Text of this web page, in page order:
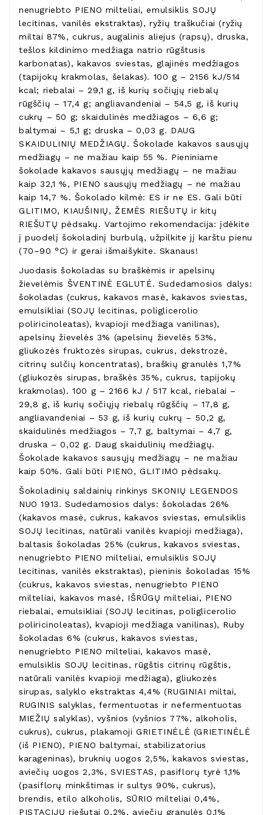
nenugriebto PIENO milteliai, emulsiklis SOJŲ
lecitinas, vanilės ekstraktas), ryžių traškučiai (ryžių
miltai 87%, cukrus, augalinis aliejus (rapsų), druska,
tešlos kildinimo medžiaga natrio rūgštusis
karbonatas), kakavos sviestas, glajinės medžiagos
(tapijokų krakmolas, šelakas). 100 g – 2156 kJ/514
kcal; riebalai – 29,1 g, iš kurių sočiųjų riebalų
rūgščių – 17,4 g; angliavandeniai – 54,5 g, iš kurių
cukrų – 50 g; skaidulinės medžiagos – 6,6 g;
baltymai – 5,1 g; druska – 0,03 g. DAUG
SKAIDULINIŲ MEDŽIAGŲ. Šokolade kakavos sausųjų
medžiagų – ne mažiau kaip 55 %. Pieniniame
šokolade kakavos sausųjų medžiagų – ne mažiau
kaip 32,1 %, PIENO sausųjų medžiagų – ne mažiau
kaip 14,7 %. Šokolado kilmė: ES ir ne ES. Gali būti
GLITIMO, KIAUŠINIŲ, ŽEMĖS RIEŠUTŲ ir kitų
RIEŠUTŲ pėdsakų. Vartojimo rekomendacija: įdėkite
į puodelį šokoladinį burbulą, užpilkite jį karštu pienu
(70–90 °C) ir gerai išmaišykite. Skanaus!
Juodasis šokoladas su braškėmis ir apelsinų
žievelėmis ŠVENTINĖ EGLUTĖ. Sudedamosios dalys:
šokoladas (cukrus, kakavos masė, kakavos sviestas,
emulsikliai (SOJŲ lecitinas, poliglicerolio
poliricinoleatas), kvapioji medžiaga vanilinas),
apelsinų žievelės 3% (apelsinų žievelės 53%,
gliukozės fruktozės sirupas, cukrus, dekstrozė,
citrinų sulčių koncentratas), braškių granulės 1,7%
(gliukozės sirupas, braškės 35%, cukrus, tapijokų
krakmolas). 100 g – 2166 kJ / 517 kcal, riebalai –
29,8 g, iš kurių sočiųjų riebalų rūgščių – 17,8 g,
angliavandeniai – 53 g, iš kurių cukrų – 50,2 g,
skaidulinės medžiagos – 7,7 g, baltymai – 4,7 g,
druska – 0,02 g. Daug skaidulinių medžiagų.
Šokolade kakavos sausųjų medžiagų – ne mažiau
kaip 50%. Gali būti PIENO, GLITIMO pėdsakų.
Šokoladinių saldainių rinkinys SKONIŲ LEGENDOS
NUO 1913. Sudedamosios dalys: šokoladas 26%
(kakavos masė, cukrus, kakavos sviestas, emulsiklis
SOJŲ lecitinas, natūrali vanilės kvapioji medžiaga),
baltasis šokoladas 25% (cukrus, kakavos sviestas,
nenugriebto PIENO milteliai, emulsiklis SOJŲ
lecitinas, vanilės ekstraktas), pieninis šokoladas 15%
(cukrus, kakavos sviestas, nenugriebto PIENO
milteliai, kakavos masė, IŠRŪGŲ milteliai, PIENO
riebalai, emulsikliai (SOJŲ lecitinas, poliglicerolio
poliricinoleatas), kvapioji medžiaga vanilinas), Ruby
šokoladas 6% (cukrus, kakavos sviestas,
nenugriebto PIENO milteliai, kakavos masė,
emulsiklis SOJŲ lecitinas, rūgštis citrinų rūgštis,
natūrali vanilės kvapioji medžiaga), gliukozės
sirupas, salyklo ekstraktas 4,4% (RUGINIAI miltai,
RUGINIS salyklas, fermentuotas ir nefermentuotas
MIEŽIŲ salyklas), vyšnios (vyšnios 77%, alkoholis,
cukrus), cukrus, plakamoji GRIETINĖLĖ (GRIETINĖLĖ
(iš PIENO), PIENO baltymai, stabilizatorius
karageninas), bruknių uogos 2,5%, kakavos sviestas,
aviečių uogos 2,3%, SVIESTAS, pasiflorų tyrė 1,1%
(pasiflorų minkštimas ir sultys 90%, cukrus),
brendis, etilo alkoholis, SŪRIO milteliai 0,4%,
PISTACIJŲ riešutai 0,2%, aviečių granulės 0,1%